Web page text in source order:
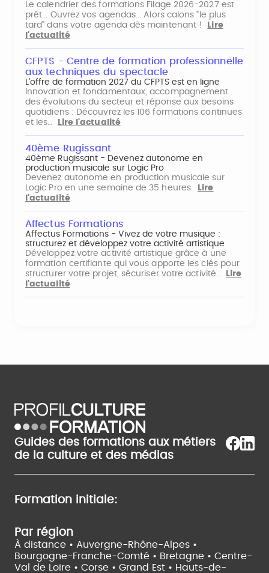
Le calendrier des formations Filage 2026-2027 est
prêt... Ouvrez vos agendas... Alors calons "le plus
tard" dans votre agenda dès maintenant !
Lire
l'actualité
CFPTS - Centre de formation professionnelle
aux techniques du spectacle
L’offre de formation 2027 du CFPTS est en ligne
Innovation et fondamentaux, accompagnement
des évolutions du secteur et réponse aux besoins
quotidiens : Découvrez les 106 formations continues
et les…
Lire l'actualité
40ème Rugissant
40ème Rugissant - Devenez autonome en
production musicale sur Logic Pro
Devenez autonome en production musicale sur
Logic Pro en une semaine de 35 heures.
Lire
l'actualité
Affectus Formations
Affectus Formations - Vivez de votre musique :
structurez et développez votre activité artistique
Développez votre activité artistique grâce à une
formation certifiante qui vous apporte les clés pour
structurer votre projet, sécuriser votre activité…
Lire
l'actualité
Guides des formations aux métiers
de la culture et des médias
Formation initiale:
Par région
À distance • Auvergne-Rhône-Alpes •
Bourgogne-Franche-Comté • Bretagne • Centre-
Val de Loire • Corse • Grand Est • Hauts-de-